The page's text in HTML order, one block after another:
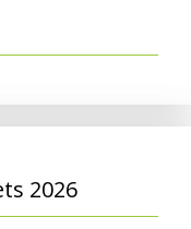
2026